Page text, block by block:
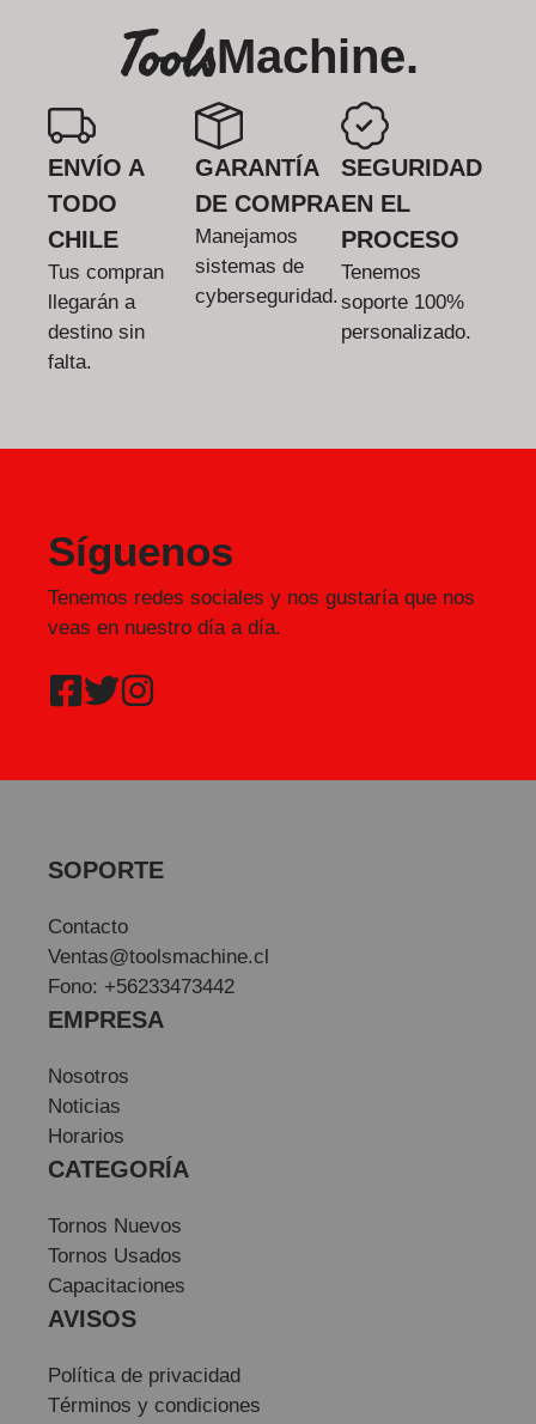
ToolsMachine.
ENVÍO A
TODO
CHILE
Tus compran
llegarán a
destino sin
falta.
GARANTÍA
DE COMPRA
Manejamos
sistemas de
cyberseguridad.
SEGURIDAD
EN EL
PROCESO
Tenemos
soporte 100%
personalizado.
Síguenos
Tenemos redes sociales y nos gustaría que nos
veas en nuestro día a día.
SOPORTE
Contacto
Ventas@toolsmachine.cl
Fono: +56233473442
EMPRESA
Nosotros
Noticias
Horarios
CATEGORÍA
Tornos Nuevos
Tornos Usados
Capacitaciones
AVISOS
Política de privacidad
Términos y condiciones